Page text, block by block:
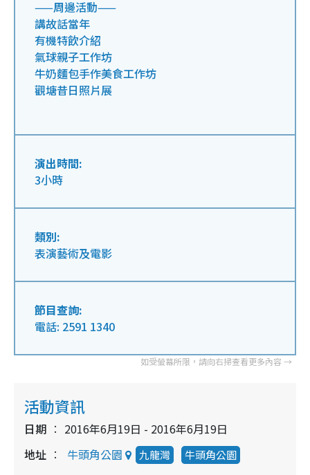
——周邊活動——
講故話當年
有機特飲介紹
氣球親子工作坊
牛奶麵包手作美食工作坊
觀塘昔日照片展
演出時間:
3小時
類別:
表演藝術及電影
節目查詢:
電話: 2591 1340
活動資訊
日期
2016年6月19日 - 2016年6月19日
地址
牛頭角公園 九龍灣 牛頭角公園